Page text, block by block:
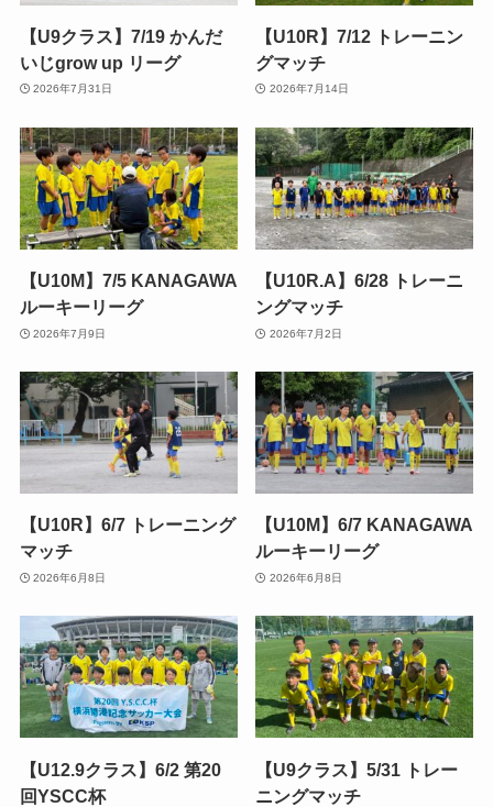
【U9クラス】7/19 かんだ
いじgrow up リーグ
2026年7月31日
【U10R】7/12 トレーニン
グマッチ
2026年7月14日
【U10M】7/5 KANAGAWA
ルーキーリーグ
2026年7月9日
【U10R.A】6/28 トレーニ
ングマッチ
2026年7月2日
【U10R】6/7 トレーニング
マッチ
2026年6月8日
【U10M】6/7 KANAGAWA
ルーキーリーグ
2026年6月8日
【U12.9クラス】6/2 第20
回YSCC杯
【U9クラス】5/31 トレー
ニングマッチ